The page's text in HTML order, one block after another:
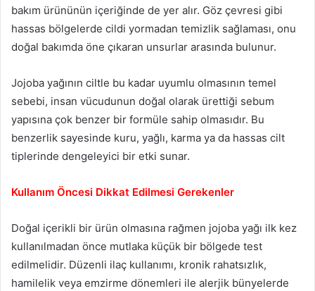
bakım ürününün içeriğinde de yer alır. Göz çevresi gibi
hassas bölgelerde cildi yormadan temizlik sağlaması, onu
doğal bakımda öne çıkaran unsurlar arasında bulunur.
Jojoba yağının ciltle bu kadar uyumlu olmasının temel
sebebi, insan vücudunun doğal olarak ürettiği sebum
yapısına çok benzer bir formüle sahip olmasıdır. Bu
benzerlik sayesinde kuru, yağlı, karma ya da hassas cilt
tiplerinde dengeleyici bir etki sunar.
Kullanım Öncesi Dikkat Edilmesi Gerekenler
Doğal içerikli bir ürün olmasına rağmen jojoba yağı ilk kez
kullanılmadan önce mutlaka küçük bir bölgede test
edilmelidir. Düzenli ilaç kullanımı, kronik rahatsızlık,
hamilelik veya emzirme dönemleri ile alerjik bünyelerde